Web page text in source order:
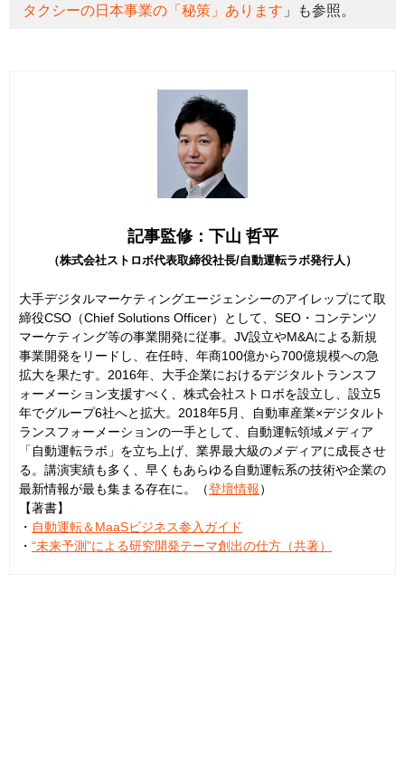
タクシーの日本事業の「秘策」あります 」も参照。
記事監修：下山 哲平
（株式会社ストロボ代表取締役社長/自動運転ラボ発行人）
大手デジタルマーケティングエージェンシーのアイレップにて取
締役CSO（Chief Solutions Officer）として、SEO・コンテンツ
マーケティング等の事業開発に従事。JV設立やM&Aによる新規
事業開発をリードし、在任時、年商100億から700億規模への急
拡大を果たす。2016年、大手企業におけるデジタルトランスフ
ォーメーション支援すべく、株式会社ストロボを設立し、設立5
年でグループ6社へと拡大。2018年5月、自動車産業×デジタルト
ランスフォーメーションの一手として、自動運転領域メディア
「自動運転ラボ」を立ち上げ、業界最大級のメディアに成長させ
る。講演実績も多く、早くもあらゆる自動運転系の技術や企業の
最新情報が最も集まる存在に。（登壇情報）
【著書】
・ 自動運転＆MaaSビジネス参入ガイド
・ “未来予測”による研究開発テーマ創出の仕方（共著）